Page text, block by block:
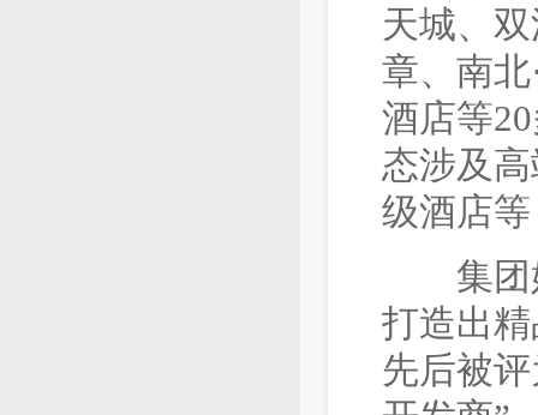
天城、
章、南
酒店等
态涉及
级酒店
集团始
打造出
先后被